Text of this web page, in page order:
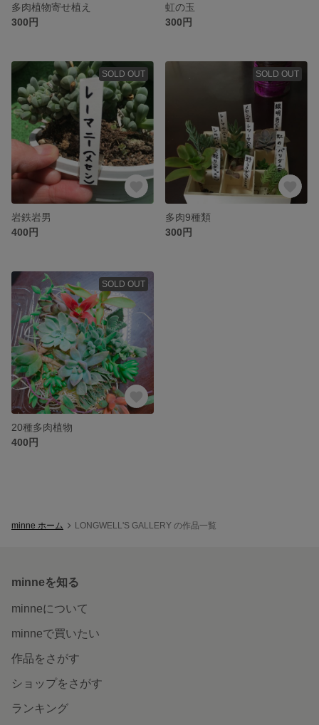
多肉植物寄せ植え
300円
虹の玉
300円
SOLD OUT
岩鉄岩男
400円
SOLD OUT
多肉9種類
300円
SOLD OUT
20種多肉植物
400円
minne ホーム LONGWELL'S GALLERY の作品一覧
minneを知る
minneについて
minneで買いたい
作品をさがす
ショップをさがす
ランキング